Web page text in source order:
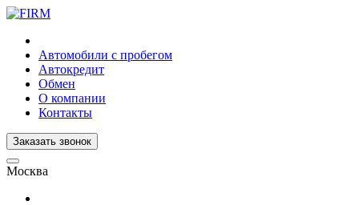
Автомобили с пробегом
Автокредит
Обмен
О компании
Контакты
Заказать звонок
Москва